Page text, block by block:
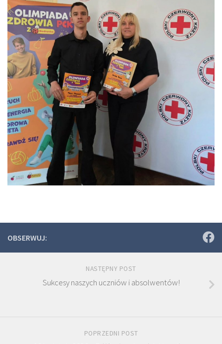
OBSERWUJ:
NASTĘPNY POST
Sukcesy naszych uczniów i absolwentów!
POPRZEDNI POST